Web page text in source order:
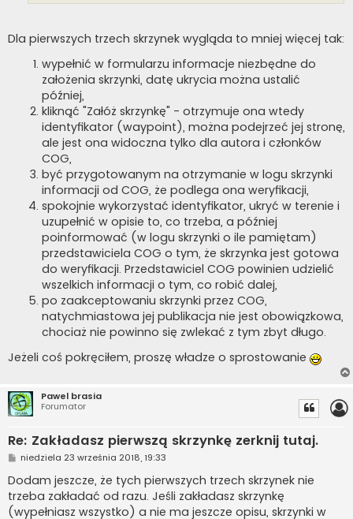
Dla pierwszych trzech skrzynek wygląda to mniej więcej tak:
wypełnić w formularzu informacje niezbędne do
założenia skrzynki, datę ukrycia można ustalić
później,
kliknąć "Załóż skrzynkę" - otrzymuje ona wtedy
identyfikator (waypoint), można podejrzeć jej stronę,
ale jest ona widoczna tylko dla autora i członków
COG,
być przygotowanym na otrzymanie w logu skrzynki
informacji od COG, że podlega ona weryfikacji,
spokojnie wykorzystać identyfikator, ukryć w terenie i
uzupełnić w opisie to, co trzeba, a później
poinformować (w logu skrzynki o ile pamiętam)
przedstawiciela COG o tym, że skrzynka jest gotowa
do weryfikacji. Przedstawiciel COG powinien udzielić
wszelkich informacji o tym, co robić dalej,
po zaakceptowaniu skrzynki przez COG,
natychmiastowa jej publikacja nie jest obowiązkowa,
chociaż nie powinno się zwlekać z tym zbyt długo.
Jeżeli coś pokręciłem, proszę władze o sprostowanie
Pawel brasia
Forumator
Re: Zakładasz pierwszą skrzynkę zerknij tutaj.
P
s
t
niedziela 23 września 2018, 19:33
Dodam jeszcze, że tych pierwszych trzech skrzynek nie
trzeba zakładać od razu. Jeśli zakładasz skrzynkę
(wypełniasz wszystko) a nie ma jeszcze opisu, skrzynki w